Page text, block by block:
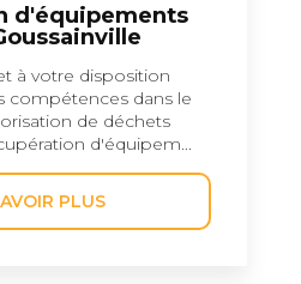
d'équipements
à votre disposition
compétences dans le
de déchets
d'équipem...
PLUS